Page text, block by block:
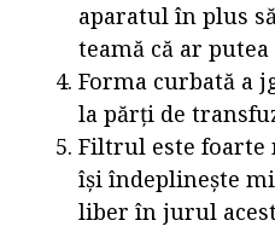
aparatul în plus
teamă că ar
Forma curbată a
la părți de
Filtrul este foarte
își îndeplinește
liber în jurul